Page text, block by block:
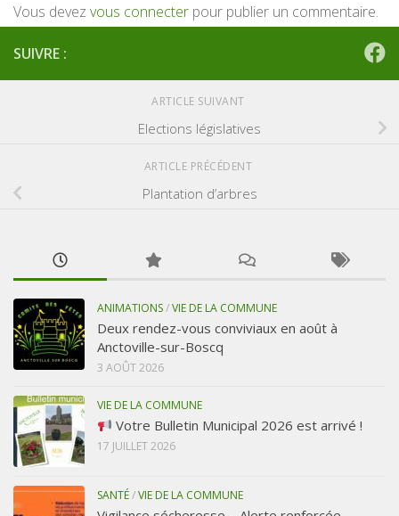
Vous devez vous connecter pour publier un commentaire.
SUIVRE :
ARTICLE SUIVANT
Elections législatives
ARTICLE PRÉCÉDENT
Plantation d’arbres
ANIMATIONS/VIE DE LA COMMUNE
Deux rendez-vous conviviaux en août à
Anctoville-sur-Boscq
3 AOÛT 2026
VIE DE LA COMMUNE
Votre Bulletin Municipal 2026 est arrivé !
17 JUILLET 2026
SANTÉ/VIE DE LA COMMUNE